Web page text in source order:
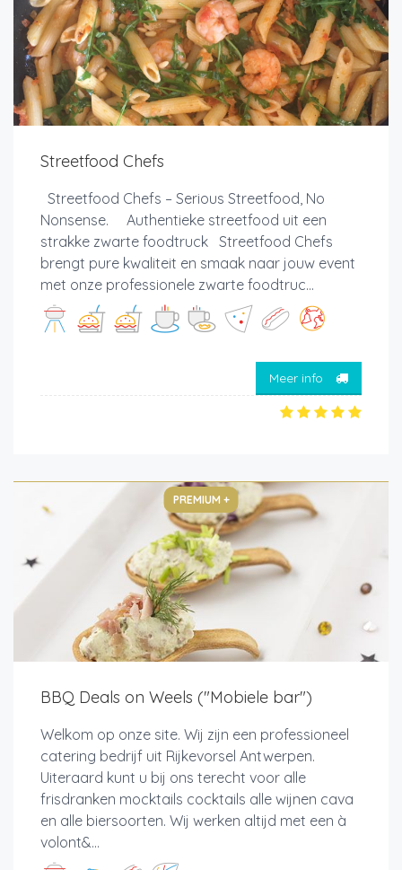
Streetfood Chefs
Streetfood Chefs – Serious Streetfood, No
Nonsense. Authentieke streetfood uit een
strakke zwarte foodtruck Streetfood Chefs
brengt pure kwaliteit en smaak naar jouw event
met onze professionele zwarte foodtruc...
Meer info
PREMIUM +
BBQ Deals on Weels ("Mobiele bar")
Welkom op onze site. Wij zijn een professioneel
catering bedrijf uit Rijkevorsel Antwerpen.
Uiteraard kunt u bij ons terecht voor alle
frisdranken mocktails cocktails alle wijnen cava
en alle biersoorten. Wij werken altijd met een à
volont&...